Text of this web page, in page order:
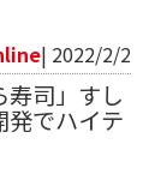
| 2022/2/2
寿司」すし
発でハイテ